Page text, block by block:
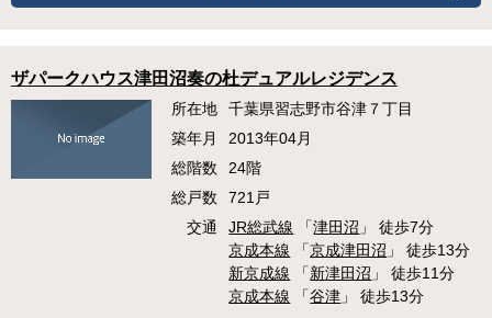
ザパークハウス津田沼奏の杜デュアルレジデンス
所在地
千葉県習志野市谷津７丁目
築年月
2013年04月
総階数
24階
総戸数
721戸
交通
JR総武線 「津田沼 」 徒歩7分
京成本線 「京成津田沼 」 徒歩13分
新京成線 「新津田沼 」 徒歩11分
京成本線 「谷津 」 徒歩13分